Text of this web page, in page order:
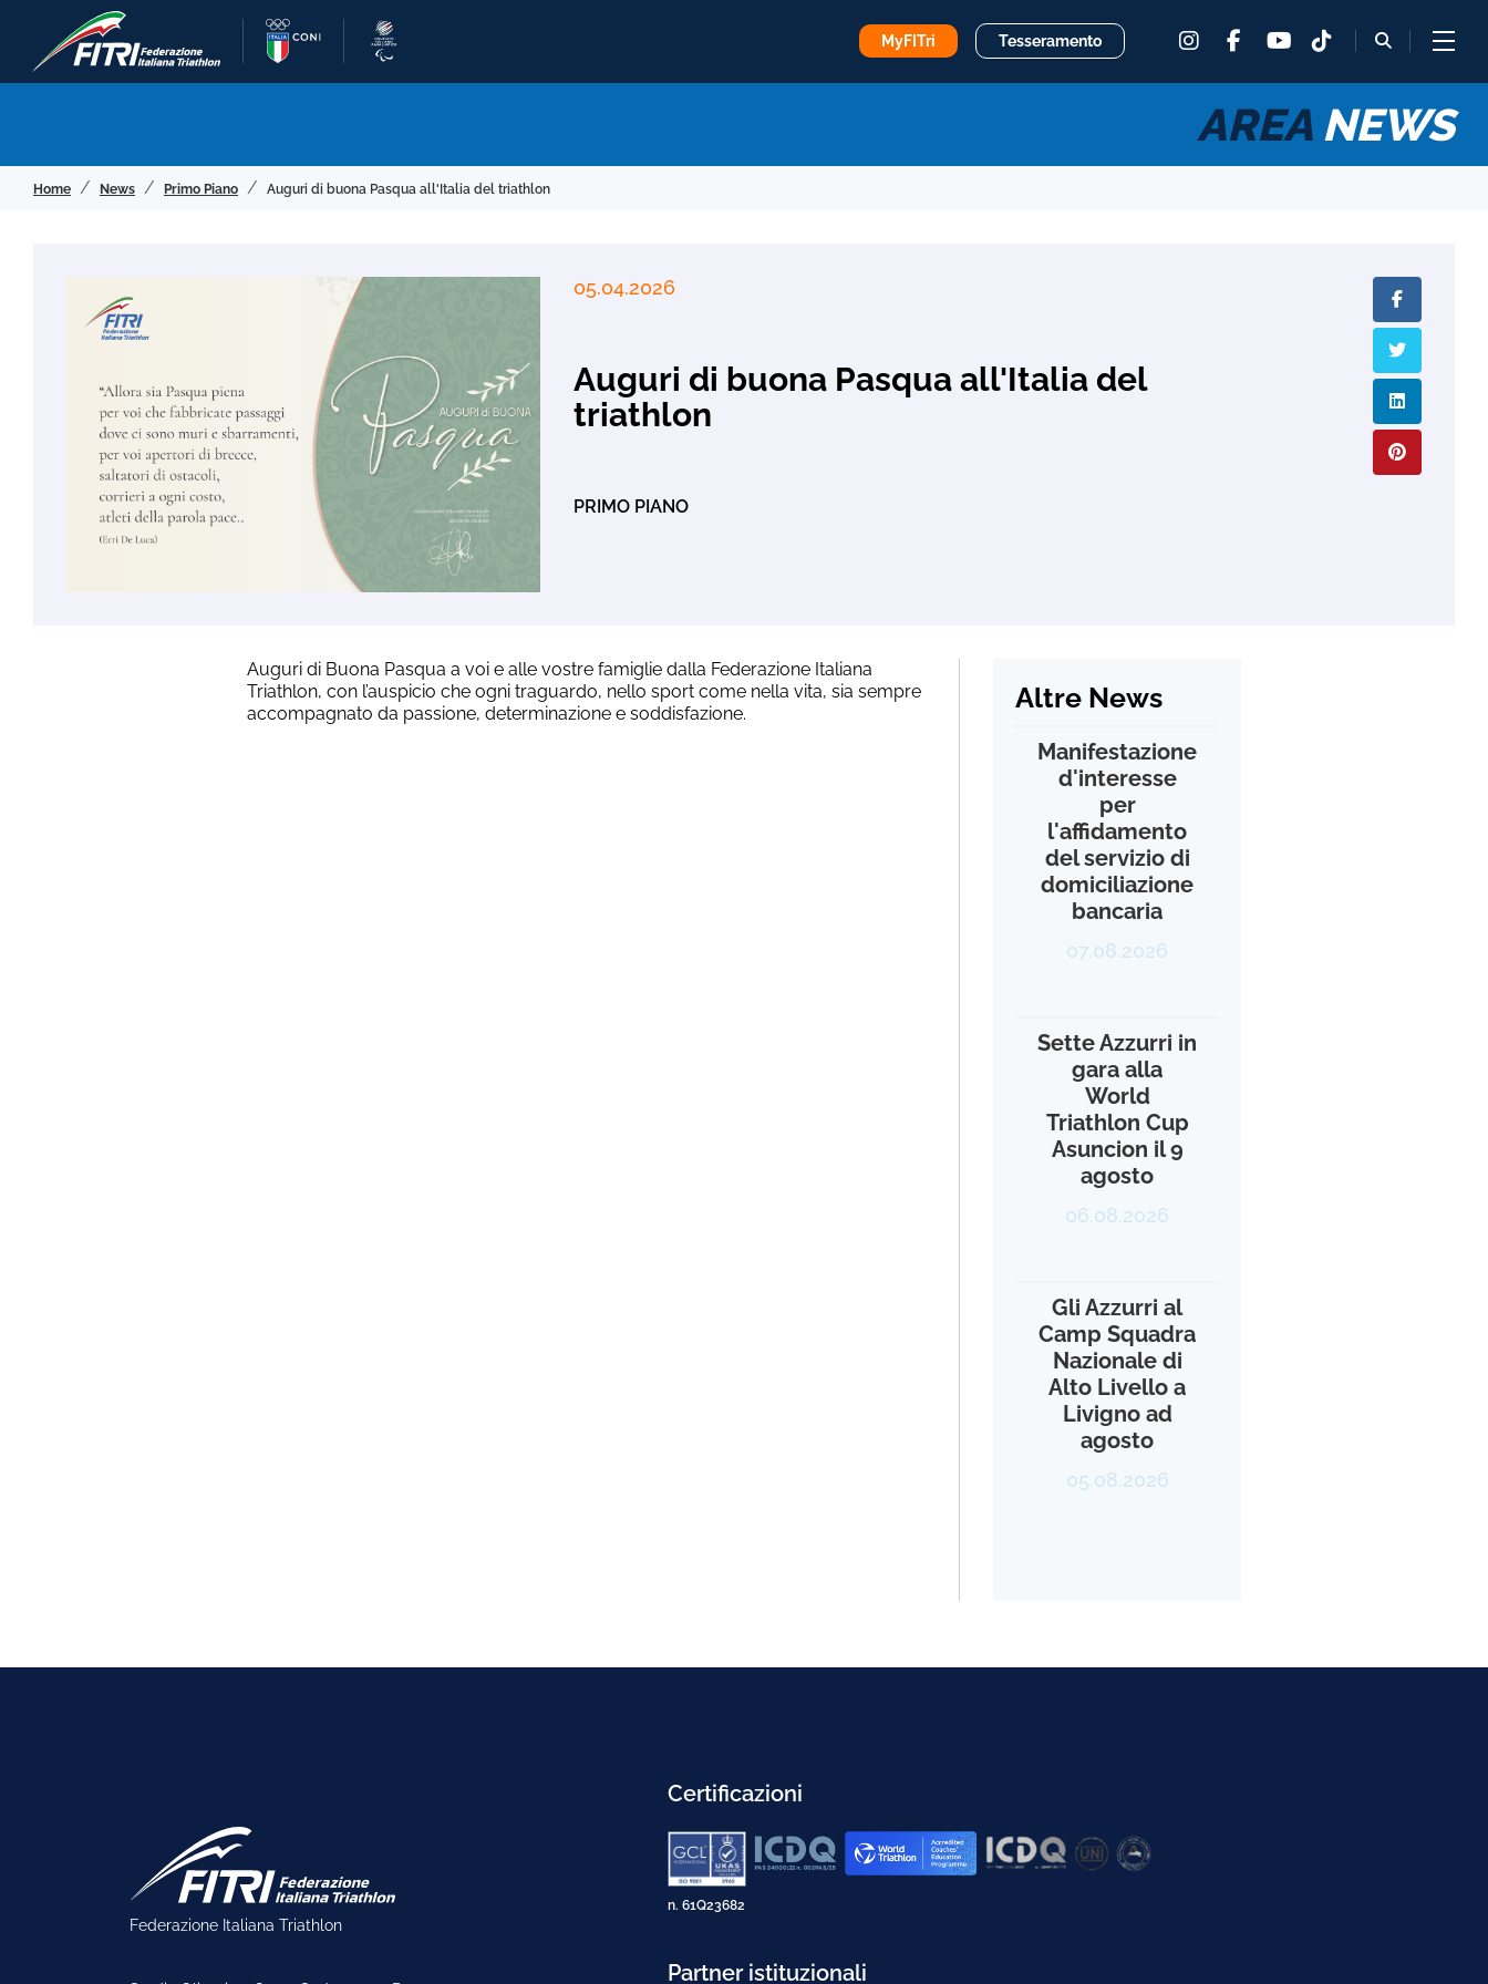
MyFITri Tesseramento instagram
facebooktiktok
glass
AREA NEWS
Home News Primo Piano Auguri di buona Pasqua all'Italia del triathlon
05.04.2026
Auguri di buona Pasqua all'Italia del
triathlon
PRIMO PIANO
Auguri di Buona Pasqua a voi e alle vostre famiglie dalla Federazione Italiana
Triathlon, con l’auspicio che ogni traguardo, nello sport come nella vita, sia sempre
accompagnato da passione, determinazione e soddisfazione.
Altre News
Manifestazione
d'interesse
per
l'affidamento
del servizio di
domiciliazione
bancaria
07.08.2026
Sette Azzurri in
gara alla
World
Triathlon Cup
Asuncion il 9
agosto
06.08.2026
Gli Azzurri al
Camp Squadra
Nazionale di
Alto Livello a
Livigno ad
agosto
05.08.2026
Federazione Italiana Triathlon
Certificazioni
n. 61Q23682
Partner istituzionali